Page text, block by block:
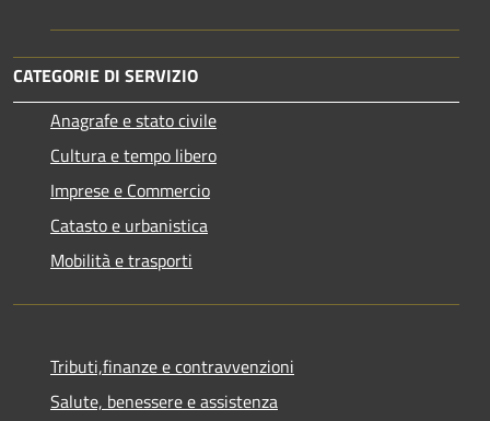
CATEGORIE DI SERVIZIO
Anagrafe e stato civile
Cultura e tempo libero
Imprese e Commercio
Catasto e urbanistica
Mobilità e trasporti
Tributi,finanze e contravvenzioni
Salute, benessere e assistenza